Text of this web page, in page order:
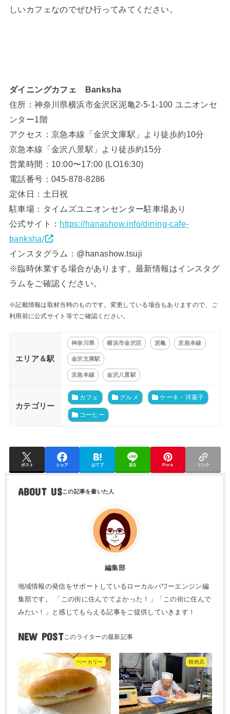
しいカフェなのでぜひ行ってみてください。
ダイニングカフェ Banksha
住所：神奈川県横浜市金沢区泥亀2-5-1-100 ユニオンセ
ンター1階
アクセス：京急本線「金沢文庫駅」より徒歩約10分
京急本線「金沢八景駅」より徒歩約15分
営業時間：10:00〜17:00 (LO16:30)
電話番号：045-878-8286
定休日：土日祝
駐車場：タイムズユニオンセンター駐車場あり
公式サイト： https://hanashow.info/dining-cafe-
banksha/
インスタグラム：@hanashow.tsuji
※臨時休業する場合があります。最新情報はインスタグ
ラムをご確認ください。
※記載情報は取材当時のものです。変更している場合もありますので、ご
利用前に公式サイト等でご確認ください。
エリア＆駅
神奈川県 横浜市金沢区 泥亀 京急本線
金沢文庫駅
京急本線 金沢八景駅
カテゴリー
カフェ グルメ ケーキ・洋菓子
コーヒー
ポスト シェア はてブ 送る Pin it リンク
ABOUT US
編集部
地域情報の発信をサポートしているローカルパワーエンジン編
集部です。 「この街に住んでてよかった！」「この街に住んで
みたい！」と感じてもらえる記事をご提供していきます！
NEW POST
ベーカリー 精肉店